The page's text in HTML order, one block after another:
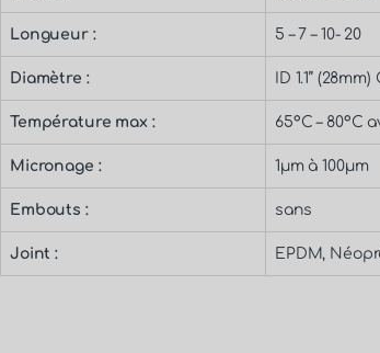
Longueur : 5 – 7 – 10- 20
Diamètre : ID 1.1’’
Température max : 65°C – 80°C
Micronage : 1µm à 100µm
Embouts : sans
Joint : EPDM,